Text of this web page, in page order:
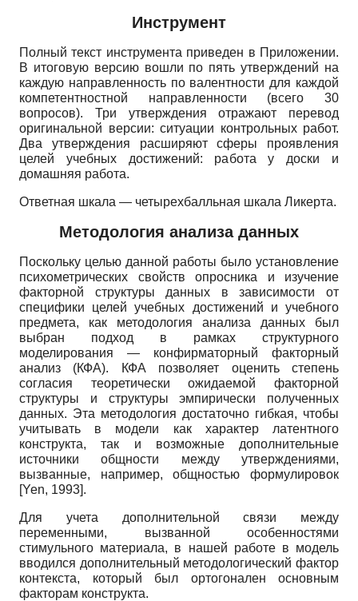
Инструмент
Полный текст инструмента приведен в Приложении.
В итоговую версию вошли по пять утверждений на
каждую направленность по валентности для каждой
компетентностной направленности (всего 30
вопросов). Три утверждения отражают перевод
оригинальной версии: ситуации контрольных работ.
Два утверждения расширяют сферы проявления
целей учебных достижений: работа у доски и
домашняя работа.
Ответная шкала — четырехбалльная шкала Ликерта.
Методология анализа данных
Поскольку целью данной работы было установление
психометрических свойств опросника и изучение
факторной структуры данных в зависимости от
специфики целей учебных достижений и учебного
предмета, как методология анализа данных был
выбран подход в рамках структурного
моделирования — конфирматорный факторный
анализ (КФА). КФА позволяет оценить степень
согласия теоретически ожидаемой факторной
структуры и структуры эмпирически полученных
данных. Эта методология достаточно гибкая, чтобы
учитывать в модели как характер латентного
конструкта, так и возможные дополнительные
источники общности между утверждениями,
вызванные, например, общностью формулировок
[Yen, 1993].
Для учета дополнительной связи между
переменными, вызванной особенностями
стимульного материала, в нашей работе в модель
вводился дополнительный методологический фактор
контекста, который был ортогонален основным
факторам конструкта.